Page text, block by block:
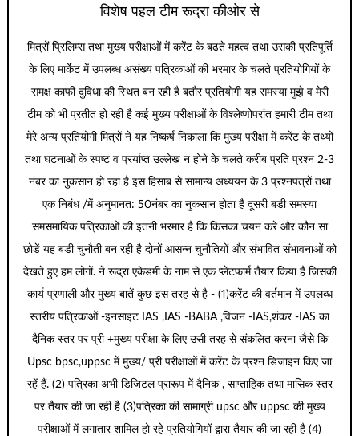
विशेष पहल टीम रूद्रा कीओर से
मित्रों प्रिलिम्स तथा मुख्य परीक्षाओं में करेंट के बढते महत्व तथा उसकी प्रतिपूर्ति
के लिए मार्केट में उपलब्ध असंख्य पत्रिकाओं की भरमार के चलते प्रतियोगियों के
समक्ष काफी दुविधा की स्थित बन रही है बतौर प्रतियोगी यह समस्या मुझे व मेरी
टीम को भी प्रतीत हो रही है कई मुख्य परीक्षाओं के विश्लेष्णोपरांत हमारी टीम तथा
मेरे अन्य प्रतियोगी मित्रों ने यह निष्कर्ष निकाला कि मुख्य परीक्षा में करेंट के तथ्यों
तथा घटनाओं के स्पष्ट व प्रर्याप्त उल्लेख न होने के चलते करीब प्रति प्रश्न 2-3
नंबर का नुकसान हो रहा है इस हिसाब से सामान्य अध्ययन के 3 प्रश्नपत्रों तथा
एक निबंध /में अनुमानत: 50नंबर का नुकसान होता है दूसरी बडी समस्या
समसमायिक पत्रिकाओं की इतनी भरमार है कि किसका चयन करे और कौन सा
छोडें यह बडी चुनौती बन रही है दोनों आसन्न चुनौतियों और संभावित संभावनाओं को
देखते हुए हम लोगों. ने रूद्रा एकेडमी के नाम से एक प्लेटफार्म तैयार किया है जिसकी
कार्य प्रणाली और मुख्य बातें कुछ इस तरह से है - (1)करेंट की वर्तमान में उपलब्ध
स्तरीय पत्रिकाओं -इनसाइट IAS ,IAS -BABA ,विजन -IAS,शंकर -IAS का
दैनिक स्तर पर प्री +मुख्य परीक्षा के लिए उसी तरह से संकलित करना जैसे कि
Upsc bpsc,uppsc में मुख्य/ प्री परीक्षाओं में करेंट के प्रश्न डिजाइन किए जा
रहें हैं. (2) पत्रिका अभी डिजिटल प्रारूप में दैनिक , साप्ताहिक तथा मासिक स्तर
पर तैयार की जा रही है (3)पत्रिका की सामाग्री upsc और uppsc की मुख्य
परीक्षाओं में लगातार शामिल हो रहे प्रतियोगियों द्वारा तैयार की जा रही है (4)